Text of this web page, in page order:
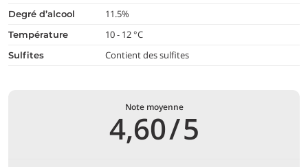
degré d’alcool 11.5%
température 10 - 12 °C
Sulfites Contient des sulfites
Note moyenne
4,60/5